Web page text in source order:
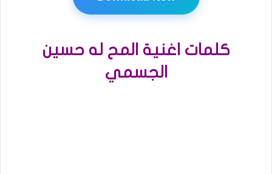
كلمات اغنية المح له حسين
الجسمي